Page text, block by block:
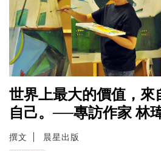
世界上最大的價值，來
自己。──專訪作家 林
撰文 晨星出版